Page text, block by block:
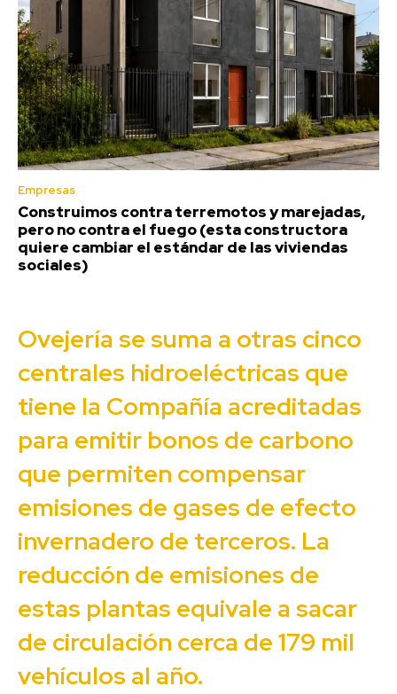
Empresas
Construimos contra terremotos y marejadas,
pero no contra el fuego (esta constructora
quiere cambiar el estándar de las viviendas
sociales)
Ovejería se suma a otras cinco
centrales hidroeléctricas que
tiene la Compañía acreditadas
para emitir bonos de carbono
que permiten compensar
emisiones de gases de efecto
invernadero de terceros. La
reducción de emisiones de
estas plantas equivale a sacar
de circulación cerca de 179 mil
vehículos al año.